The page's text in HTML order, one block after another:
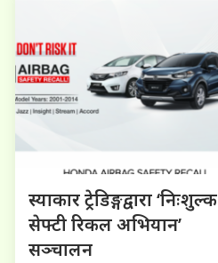
स्याकार ट्रेडिङ्गद्वारा ‘निःशुल्क
सेफ्टी रिकल अभियान’
सञ्चालन